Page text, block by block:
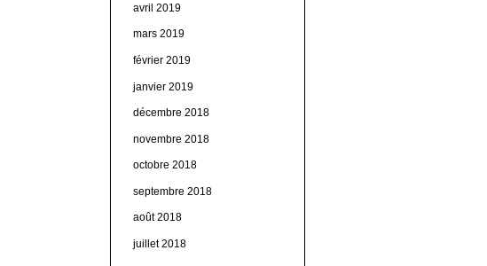
avril 2019
mars 2019
février 2019
janvier 2019
décembre 2018
novembre 2018
octobre 2018
septembre 2018
août 2018
juillet 2018